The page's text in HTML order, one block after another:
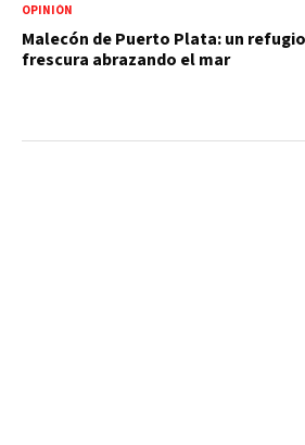
OPINIÓN
Malecón de Puerto Plata: un
frescura abrazando el mar